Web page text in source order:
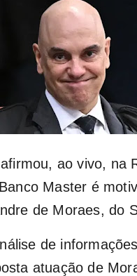
ao vivo, na
Master é
de Moraes, do
de
atuação de